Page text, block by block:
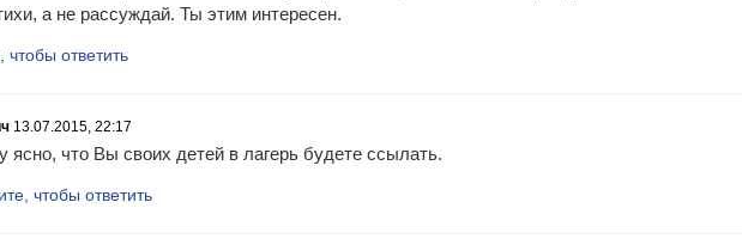
а не рассуждай. Ты этим интересен.
чтобы ответить
13.07.2015, 22:17
ясно, что Вы своих детей в лагерь будете ссылать.
чтобы ответить